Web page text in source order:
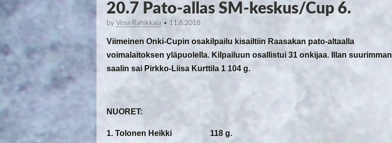
20.7 Pato-allas SM-keskus/Cup 6.
by Vesa Rahikkala • 11.6.2018
Viimeinen Onki-Cupin osakilpailu kisailtiin Raasakan pato-altaalla
voimalaitoksen yläpuolella. Kilpailuun osallistui 31 onkijaa. Illan suurimman
saalin sai Pirkko-Liisa Kurttila 1 104 g.
NUORET:
1. Tolonen Heikki 118 g.